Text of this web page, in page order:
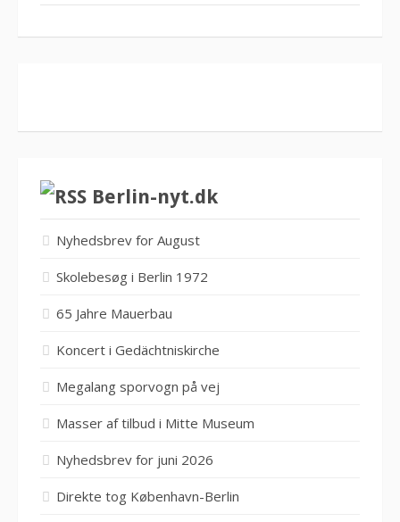
Berlin-nyt.dk
Nyhedsbrev for August
Skolebesøg i Berlin 1972
65 Jahre Mauerbau
Koncert i Gedächtniskirche
Megalang sporvogn på vej
Masser af tilbud i Mitte Museum
Nyhedsbrev for juni 2026
Direkte tog København-Berlin